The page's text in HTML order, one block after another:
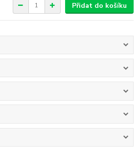
Přidat do košíku